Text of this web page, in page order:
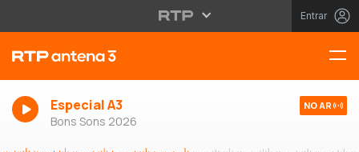
Entrar
Especial A3
Bons Sons 2026
NO AR